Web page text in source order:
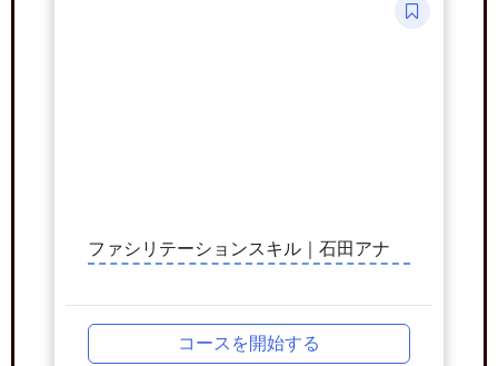
ファシリテーションスキル｜石田アナ
コースを開始する